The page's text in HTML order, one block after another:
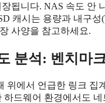
됩니다. NAS 속도 안
캐시는 용량과 내구
사양을 참고하세요.
분석: 벤치마
위에서 언급한 링크 집
하드웨어 환경에서도